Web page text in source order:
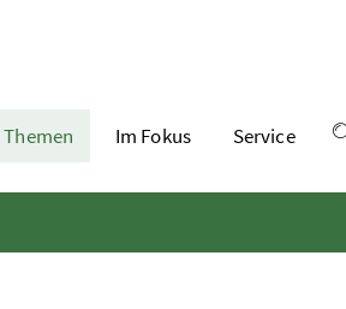
Themen Im Fokus
Service